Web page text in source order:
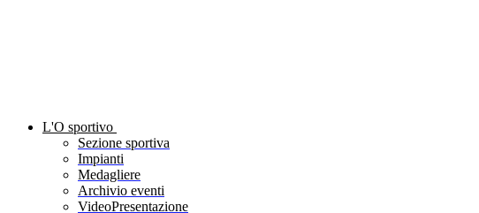
L'O sportivo
Sezione sportiva
Impianti
Medagliere
Archivio eventi
VideoPresentazione